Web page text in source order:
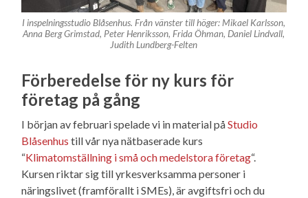
I inspelningsstudio Blåsenhus. Från vänster till höger: Mikael Karlsson,
Anna Berg Grimstad, Peter Henriksson, Frida Öhman, Daniel Lindvall,
Judith Lundberg-Felten
Förberedelse för ny kurs för
företag på gång
I början av februari spelade vi in material påStudio
Blåsenhus till vår nya nätbaserade kurs
“Klimatomställning i små och medelstora företag“.
Kursen riktar sig till yrkesverksamma personer i
näringslivet (framförallt i SMEs), är avgiftsfri och du